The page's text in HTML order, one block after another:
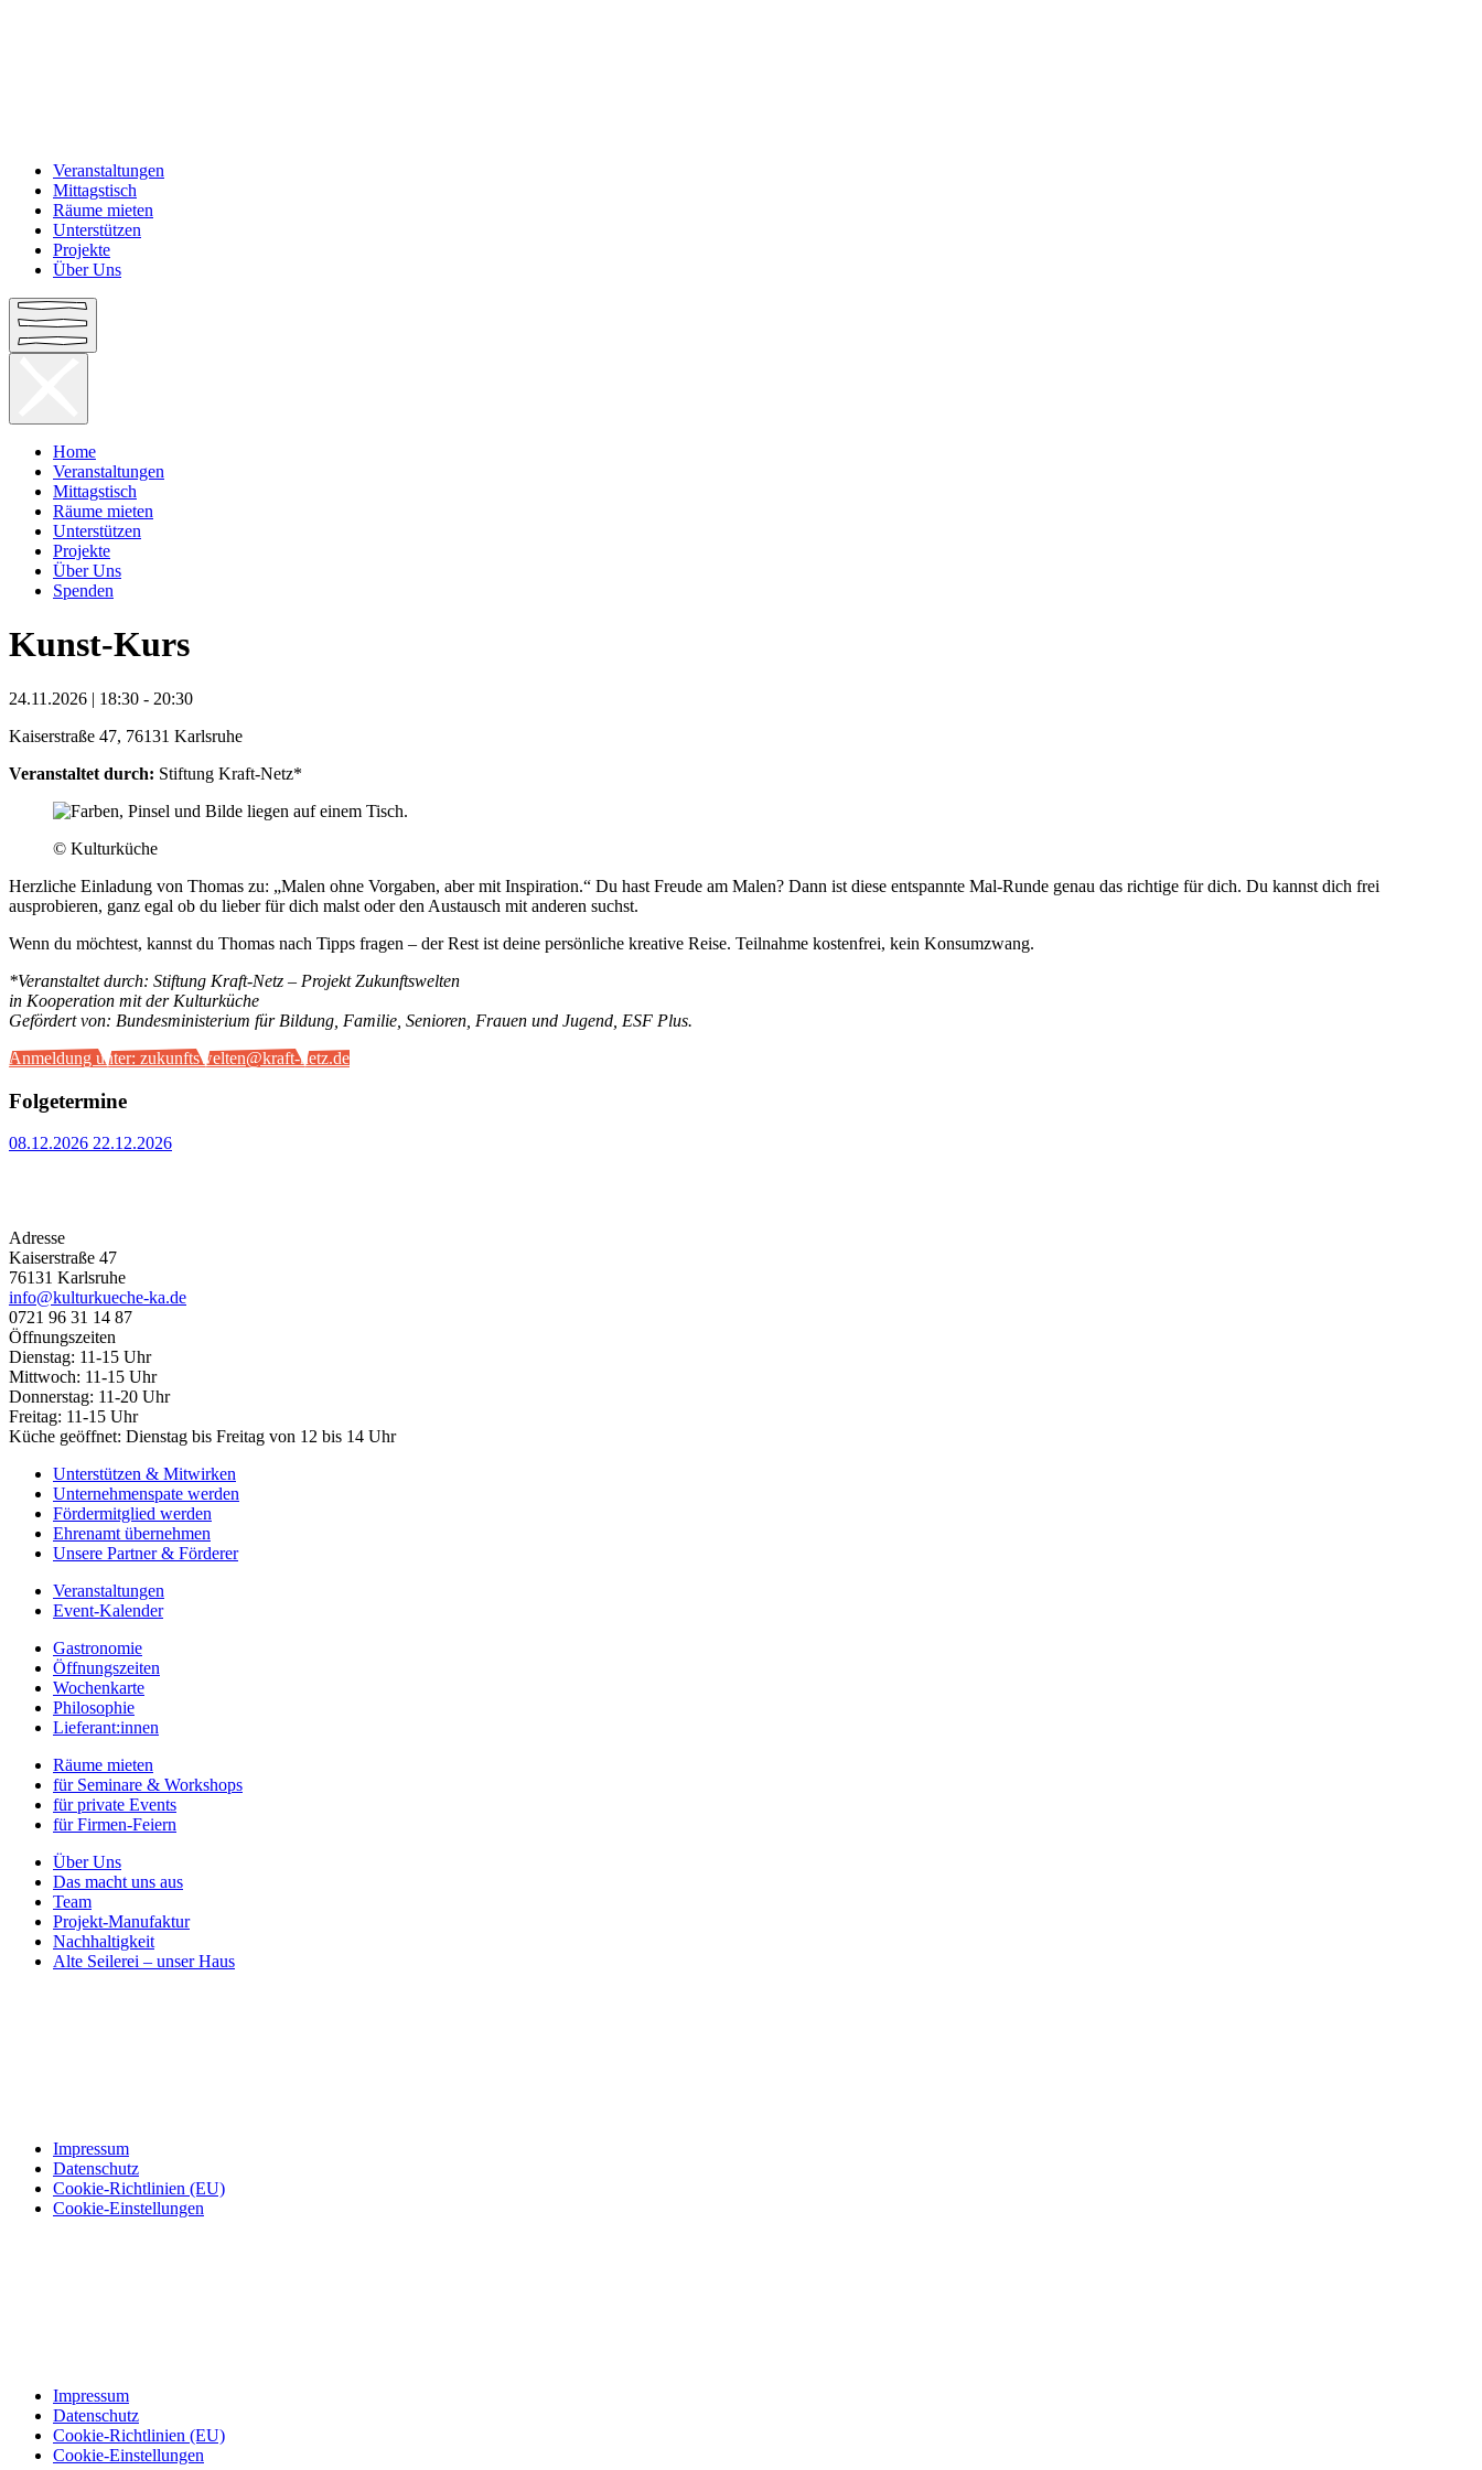
Veranstaltungen
Mittagstisch
Räume mieten
Unterstützen
Projekte
Über Uns
Home
Veranstaltungen
Mittagstisch
Räume mieten
Unterstützen
Projekte
Über Uns
Spenden
Kunst-Kurs
24.11.2026 | 18:30 - 20:30
Kaiserstraße 47, 76131 Karlsruhe
Veranstaltet durch: Stiftung Kraft-Netz*
© Kulturküche
Herzliche Einladung von Thomas zu: „Malen ohne Vorgaben, aber mit Inspiration.“ Du hast Freude am Malen? Dann ist diese entspannte Mal-Runde genau das richtige für dich. Du kannst dich frei
ausprobieren, ganz egal ob du lieber für dich malst oder den Austausch mit anderen suchst.
Wenn du möchtest, kannst du Thomas nach Tipps fragen – der Rest ist deine persönliche kreative Reise. Teilnahme kostenfrei, kein Konsumzwang.
*Veranstaltet durch: Stiftung Kraft-Netz – Projekt Zukunftswelten
in Kooperation mit der Kulturküche
Gefördert von: Bundesministerium für Bildung, Familie, Senioren, Frauen und Jugend, ESF Plus.
Anmeldung unter: zukunftswelten@kraft-netz.de
Folgetermine
08.12.2026 22.12.2026
Adresse
Kaiserstraße 47
76131 Karlsruhe
info@kulturkueche-ka.de
0721 96 31 14 87
Öffnungszeiten
Dienstag: 11-15 Uhr
Mittwoch: 11-15 Uhr
Donnerstag: 11-20 Uhr
Freitag: 11-15 Uhr
Küche geöffnet: Dienstag bis Freitag von 12 bis 14 Uhr
Unterstützen & Mitwirken
Unternehmenspate werden
Fördermitglied werden
Ehrenamt übernehmen
Unsere Partner & Förderer
Veranstaltungen
Event-Kalender
Gastronomie
Öffnungszeiten
Wochenkarte
Philosophie
Lieferant:innen
Räume mieten
für Seminare & Workshops
für private Events
für Firmen-Feiern
Über Uns
Das macht uns aus
Team
Projekt-Manufaktur
Nachhaltigkeit
Alte Seilerei – unser Haus
Impressum
Datenschutz
Cookie-Richtlinien (EU)
Cookie-Einstellungen
Impressum
Datenschutz
Cookie-Richtlinien (EU)
Cookie-Einstellungen